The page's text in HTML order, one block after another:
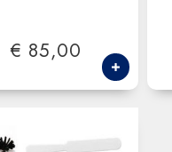
€ 85,00